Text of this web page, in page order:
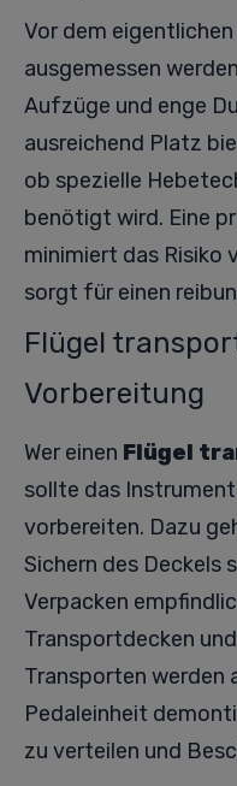
Vor dem
ausgemessen
Aufzüge und enge
ausreichend Platz
ob spezielle
benötigt wird. Eine
minimiert das Risiko
sorgt für einen
Flügel
Vorbereitung
Wer einen Flügel
sollte das
vorbereiten. Dazu
Sichern des Deckels
Verpacken
Transportdecken
Transporten werden
Pedaleinheit
zu verteilen und